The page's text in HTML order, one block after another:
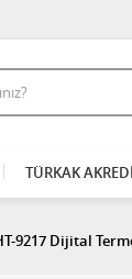
TÜRKAK
9217 Dijital